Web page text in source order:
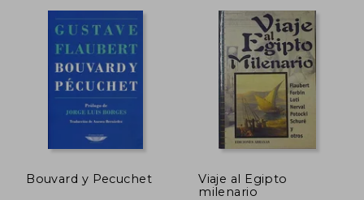
10%
dcto.
$ 30.000
$ 27.000
10%
dcto.
Bouvard y Pecuchet
Viaje al Egipto
milenario